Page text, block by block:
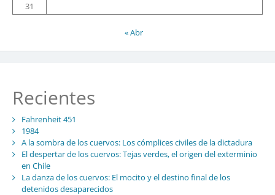
31
« Abr
Recientes
Fahrenheit 451
1984
A la sombra de los cuervos: Los cómplices civiles de la dictadura
El despertar de los cuervos: Tejas verdes, el origen del exterminio
en Chile
La danza de los cuervos: El mocito y el destino final de los
detenidos desaparecidos